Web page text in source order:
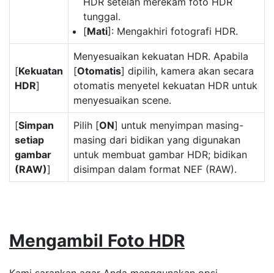
tunggal.
[Mati]: Mengakhiri fotografi HDR.
[Kekuatan
HDR]
Menyesuaikan kekuatan HDR. Apabila
[Otomatis] dipilih, kamera akan secara
otomatis menyetel kekuatan HDR untuk
menyesuaikan scene.
[Simpan
setiap
gambar
(RAW)]
Pilih [ON] untuk menyimpan masing-
masing dari bidikan yang digunakan
untuk membuat gambar HDR; bidikan
disimpan dalam format NEF (RAW).
Mengambil Foto HDR